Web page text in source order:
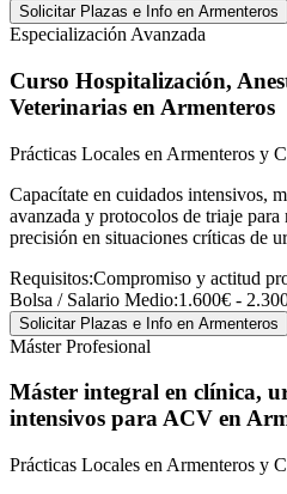
Solicitar Plazas e Info en Armenteros
Especialización Avanzada
Curso Hospitalización,
Veterinarias en Armenteros
Prácticas Locales en Armenteros y
Capacítate en cuidados intensivos,
avanzada y protocolos de triaje
precisión en situaciones críticas de
Requisitos:Compromiso y actitud
Bolsa / Salario Medio:1.600€ -
Solicitar Plazas e Info en Armenteros
Máster Profesional
Máster integral en clínica,
intensivos para ACV en
Prácticas Locales en Armenteros y